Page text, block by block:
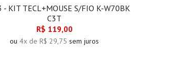
- KIT TECL+MOUSE S/FIO K-W70BK
C3T
R$ 119,00
ou 4x de R$ 29,75 sem juros